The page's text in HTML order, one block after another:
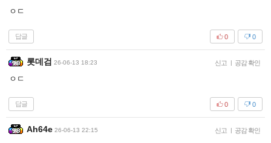
ㅇㄷ
답글 0
0
롯데검 26-06-13 18:23 신고 | 공감 확인
ㅇㄷ
답글 0
0
Ah64e 26-06-13 22:15 신고 | 공감 확인